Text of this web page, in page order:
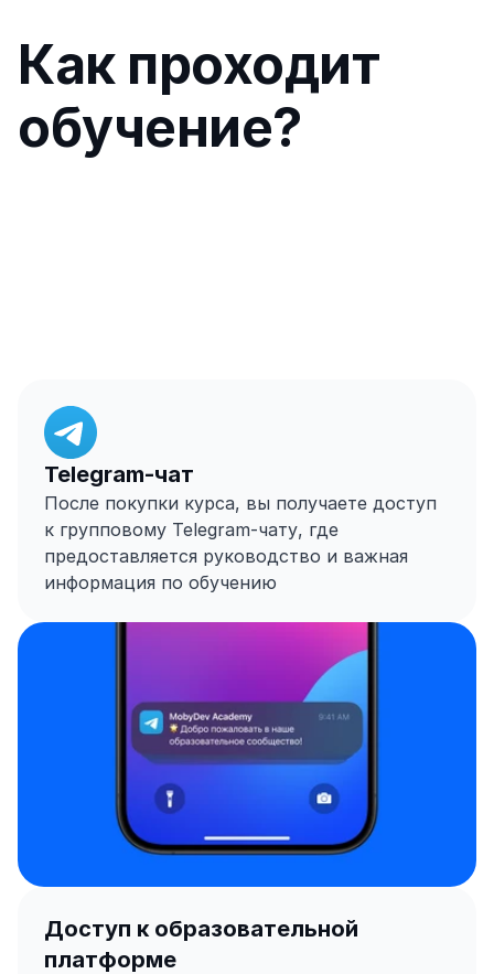
Как проходит
обучение?
Telegram-чат
После покупки курса, вы получаете доступ
к групповому Telegram-чату, где
предоставляется руководство и важная
информация по обучению
Доступ к образовательной
платформе